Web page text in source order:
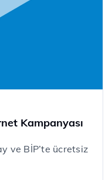
Kampanyası
ve BİP’te ücretsiz